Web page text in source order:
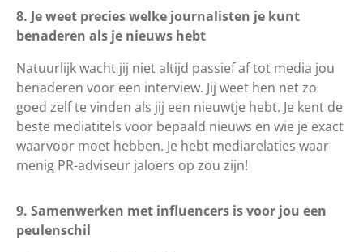
8. Je weet precies welke journalisten je kunt
benaderen als je nieuws hebt
Natuurlijk wacht jij niet altijd passief af tot media jou
benaderen voor een interview. Jij weet hen net zo
goed zelf te vinden als jij een nieuwtje hebt. Je kent de
beste mediatitels voor bepaald nieuws en wie je exact
waarvoor moet hebben. Je hebt mediarelaties waar
menig PR-adviseur jaloers op zou zijn!
9. Samenwerken met influencers is voor jou een
peulenschil